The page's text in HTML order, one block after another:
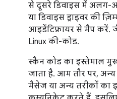
से दूसरे डिवाइस में अलग-
या डिवाइस ड्राइवर की
आइडेंटिफ़ायर से मैप करें.
Linux की-कोड.
स्कैन कोड का इस्तेमाल
जाता है. आम तौर पर,
मैसेज या अन्य तरीकों